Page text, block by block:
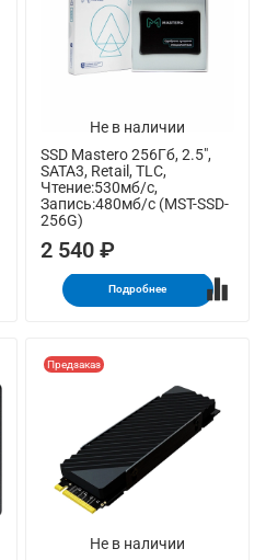
Не в наличии
SSD Mastero 256Гб, 2.5",
SATA3, Retail, TLC,
Чтение:530мб/с,
Запись:480мб/с (MST-SSD-
256G)
2 540 ₽
Подробнее
Не в наличии
Предзаказ